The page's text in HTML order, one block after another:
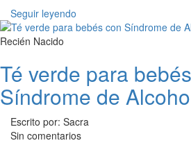
Seguir leyendo
Recién Nacido
Té verde para
Síndrome de
Escrito por: Sacra
Sin comentarios